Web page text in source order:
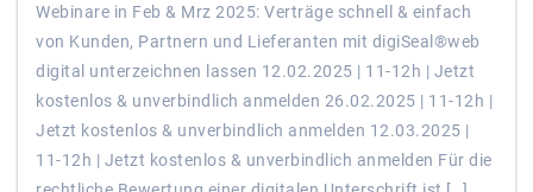
Webinare in Feb & Mrz 2025: Verträge schnell & einfach
von Kunden, Partnern und Lieferanten mit digiSeal®web
digital unterzeichnen lassen 12.02.2025 | 11-12h | Jetzt
kostenlos & unverbindlich anmelden 26.02.2025 | 11-12h |
Jetzt kostenlos & unverbindlich anmelden 12.03.2025 |
11-12h | Jetzt kostenlos & unverbindlich anmelden Für die